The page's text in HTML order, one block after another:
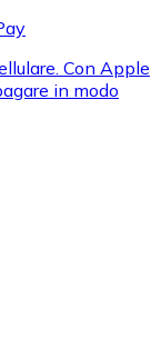
mezzi di
Con Apple
in modo